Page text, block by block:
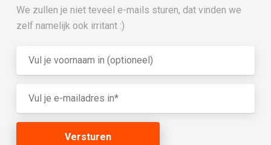
We zullen je niet teveel e-mails sturen, dat vinden we
zelf namelijk ook irritant :)